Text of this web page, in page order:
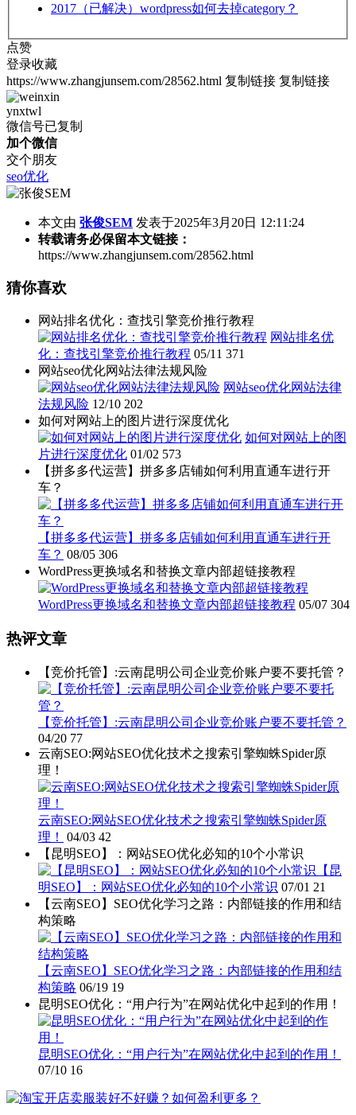
2017 （已解决）wordpress如何去掉category？
点赞
登录收藏
https://www.zhangjunsem.com/28562.html 复制链接 复制链接
ynxtwl
微信号已复制
加个微信
交个朋友
seo优化
本文由 张俊SEM 发表于2025年3月20日 12:11:24
转载请务必保留本文链接：
https://www.zhangjunsem.com/28562.html
猜你喜欢
网站排名优化：查找引擎竞价推行教程
网站排名优
化：查找引擎竞价推行教程 05/11 371
网站seo优化网站法律法规风险
网站seo优化网站法律
法规风险 12/10 202
如何对网站上的图片进行深度优化
如何对网站上的图
片进行深度优化 01/02 573
【拼多多代运营】拼多多店铺如何利用直通车进行开
车？
【拼多多代运营】拼多多店铺如何利用直通车进行开
车？ 08/05 306
WordPress更换域名和替换文章内部超链接教程
WordPress更换域名和替换文章内部超链接教程 05/07 304
热评文章
【竞价托管】:云南昆明公司企业竞价账户要不要托管？
【竞价托管】:云南昆明公司企业竞价账户要不要托管？
04/20 77
云南SEO:网站SEO优化技术之搜索引擎蜘蛛Spider原
理！
云南SEO:网站SEO优化技术之搜索引擎蜘蛛Spider原
理！
04/03 42
【昆明SEO】：网站SEO优化必知的10个小常识
【昆
明SEO】：网站SEO优化必知的10个小常识 07/01 21
【云南SEO】SEO优化学习之路：内部链接的作用和结
构策略
【云南SEO】SEO优化学习之路：内部链接的作用和结
构策略 06/19 19
昆明SEO优化：“用户行为”在网站优化中起到的作用！
昆明SEO优化：“用户行为”在网站优化中起到的作用！
07/10 16